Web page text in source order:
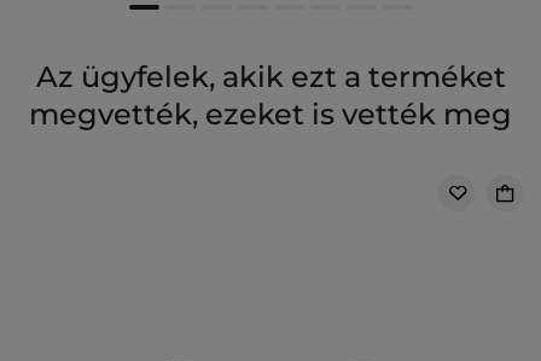
Az ügyfelek, akik ezt a terméket
megvették, ezeket is vették meg